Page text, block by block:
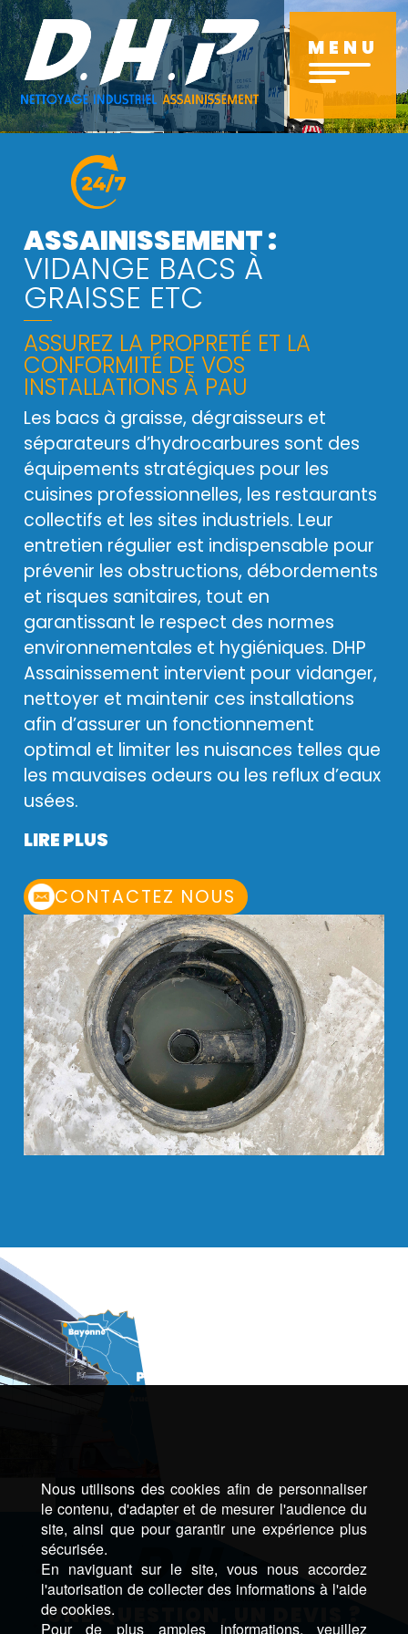
Aller
au
contenu
principal
MENU
ASSAINISSEMENT :
VIDANGE BACS À
GRAISSE ETC
ASSUREZ LA PROPRETÉ ET LA
CONFORMITÉ DE VOS
INSTALLATIONS À PAU
Les bacs à graisse, dégraisseurs et
séparateurs d’hydrocarbures sont des
équipements stratégiques pour les
cuisines professionnelles, les restaurants
collectifs et les sites industriels. Leur
entretien régulier est indispensable pour
prévenir les obstructions, débordements
et risques sanitaires, tout en
garantissant le respect des normes
environnementales et hygiéniques. DHP
Assainissement intervient pour vidanger,
nettoyer et maintenir ces installations
afin d’assurer un fonctionnement
optimal et limiter les nuisances telles que
les mauvaises odeurs ou les reflux d’eaux
usées.
LIRE PLUS
CONTACTEZ NOUS
UNE QUESTION, UN DEVIS ?
Nous utilisons des cookies afin de personnaliser
le contenu, d'adapter et de mesurer l'audience du
site, ainsi que pour garantir une expérience plus
sécurisée.
En naviguant sur le site, vous nous accordez
l'autorisation de collecter des informations à l'aide
de cookies.
Pour de plus amples informations, veuillez